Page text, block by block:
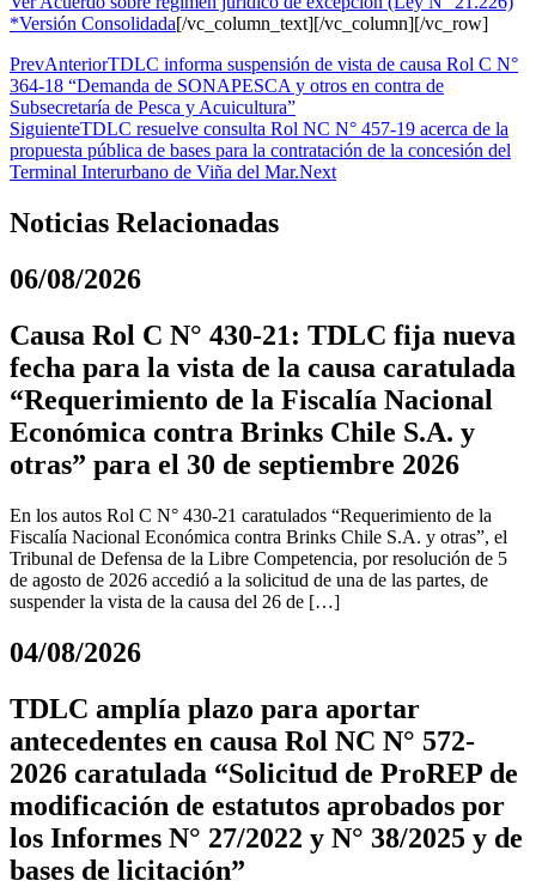
*Versión Consolidada[/vc_column_text][/vc_column][/vc_row]
PrevAnteriorTDLC informa suspensión de vista de causa Rol C N°
364-18 “Demanda de SONAPESCA y otros en contra de
Subsecretaría de Pesca y Acuicultura”
SiguienteTDLC resuelve consulta Rol NC N° 457-19 acerca de la
propuesta pública de bases para la contratación de la concesión del
Terminal Interurbano de Viña del Mar.Next
Noticias Relacionadas
06/08/2026
Causa Rol C N° 430-21: TDLC fija nueva
fecha para la vista de la causa caratulada
“Requerimiento de la Fiscalía Nacional
Económica contra Brinks Chile S.A. y
otras” para el 30 de septiembre 2026
En los autos Rol C N° 430-21 caratulados “Requerimiento de la
Fiscalía Nacional Económica contra Brinks Chile S.A. y otras”, el
Tribunal de Defensa de la Libre Competencia, por resolución de 5
de agosto de 2026 accedió a la solicitud de una de las partes, de
suspender la vista de la causa del 26 de […]
04/08/2026
TDLC amplía plazo para aportar
antecedentes en causa Rol NC N° 572-
2026 caratulada “Solicitud de ProREP de
modificación de estatutos aprobados por
los Informes N° 27/2022 y N° 38/2025 y de
bases de licitación”